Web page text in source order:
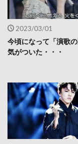
2023/03/01
今頃になって「演歌
気がついた・・・